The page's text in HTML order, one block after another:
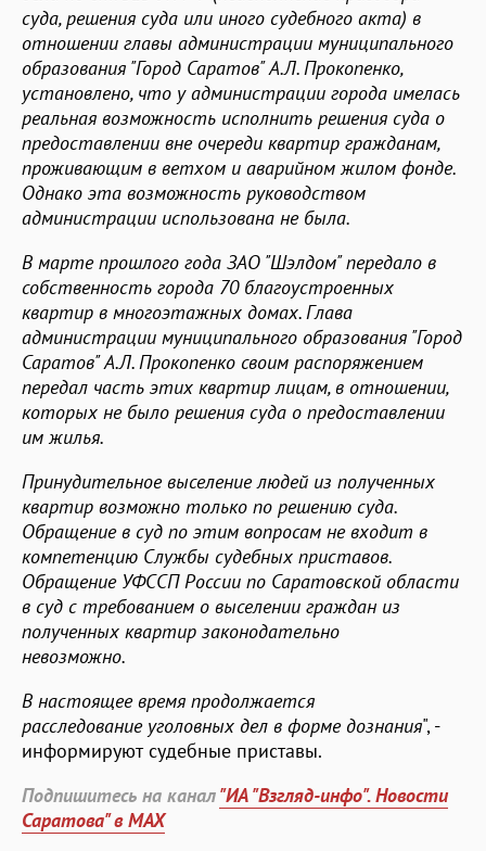
суда, решения суда или иного судебного акта) в
отношении главы администрации муниципального
образования "Город Саратов" А.Л. Прокопенко,
установлено, что у администрации города имелась
реальная возможность исполнить решения суда о
предоставлении вне очереди квартир гражданам,
проживающим в ветхом и аварийном жилом фонде.
Однако эта возможность руководством
администрации использована не была.
В марте прошлого года ЗАО "Шэлдом" передало в
собственность города 70 благоустроенных
квартир в многоэтажных домах. Глава
администрации муниципального образования "Город
Саратов" А.Л. Прокопенко своим распоряжением
передал часть этих квартир лицам, в отношении,
которых не было решения суда о предоставлении
им жилья.
Принудительное выселение людей из полученных
квартир возможно только по решению суда.
Обращение в суд по этим вопросам не входит в
компетенцию Службы судебных приставов.
Обращение УФССП России по Саратовской области
в суд с требованием о выселении граждан из
полученных квартир законодательно
невозможно.
В настоящее время продолжается
расследование уголовных дел в форме дознания", -
информируют судебные приставы.
Подпишитесь на канал"ИА "Взгляд-инфо". Новости
Саратова" в MAX